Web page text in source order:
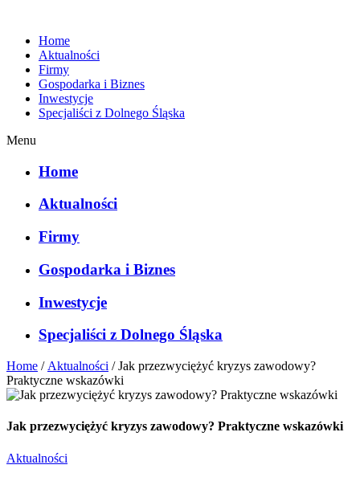
Home
Aktualności
Firmy
Gospodarka i Biznes
Inwestycje
Specjaliści z Dolnego Śląska
Menu
Home
Aktualności
Firmy
Gospodarka i Biznes
Inwestycje
Specjaliści z Dolnego Śląska
Home / Aktualności /Jak przezwyciężyć kryzys zawodowy?
Praktyczne wskazówki
Jak przezwyciężyć kryzys zawodowy? Praktyczne wskazówki
Aktualności